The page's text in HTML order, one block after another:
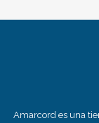
Amarcord es una